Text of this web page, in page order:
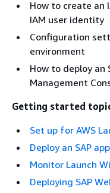
How to create an
IAM user identity
Configuration
environment
How to deploy an
Management
Getting started
Set up for AWS
Deploy an SAP
Monitor Launch
Deploying SAP